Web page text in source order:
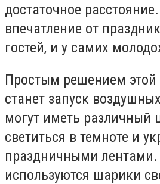
достаточное
впечатление от
гостей, и у самих
Простым решением
станет запуск
могут иметь различный
светиться в темноте и
праздничными
используются шарики